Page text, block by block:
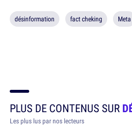
désinformation fact cheking Meta
PLUS DE CONTENUS SUR
Les plus lus par nos lecteurs